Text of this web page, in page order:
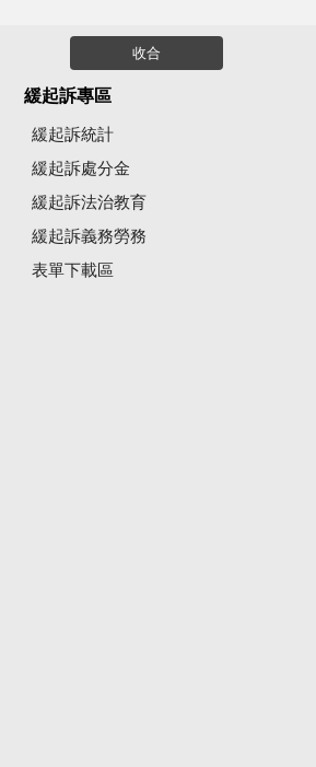
收合
緩起訴專區
緩起訴統計
緩起訴處分金
緩起訴法治教育
緩起訴義務勞務
表單下載區